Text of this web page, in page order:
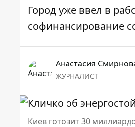
Город уже ввел в
софинансирование
Анастасия
ЖУРНАЛИСТ
Киев готовит 30